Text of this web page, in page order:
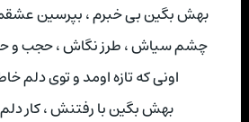
بهش بگین بی خبرم ، بپرسین
چشم سیاش ، طرز نگاش ، حجب و
اونی که تازه اومد و توی دلم
بهش بگین با رفتنش ، کار